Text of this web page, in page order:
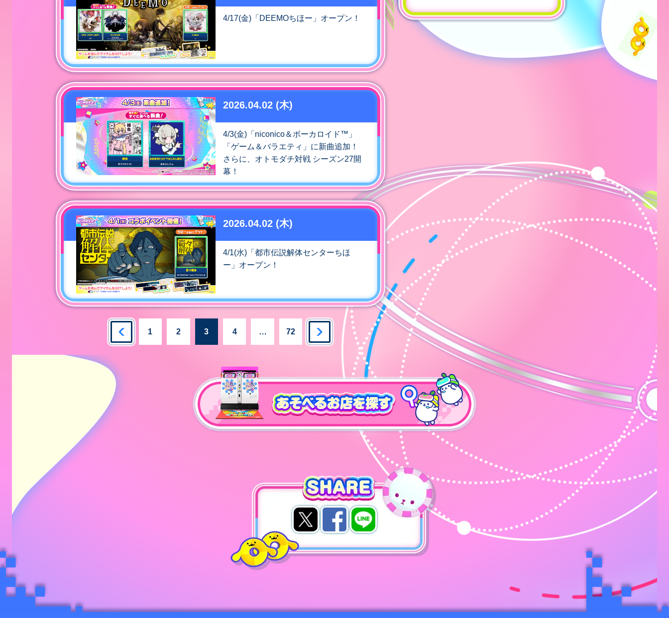
1 2 3 4 … 72
4/17(金)「DEEMOちほー」オープン！
2026.04.02 (木)
4/3(金)「niconico＆ボーカロイド™」
「ゲーム＆バラエティ」に新曲追加！
さらに、オトモダチ対戦 シーズン27開
幕！
2026.04.02 (木)
4/1(水)「都市伝説解体センターちほ
ー」オープン！
あそべるお店を探す